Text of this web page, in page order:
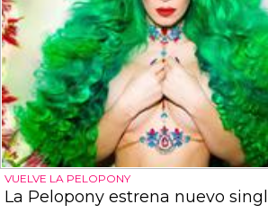
VUELVE LA PELOPONY
La Pelopony estrena nuevo